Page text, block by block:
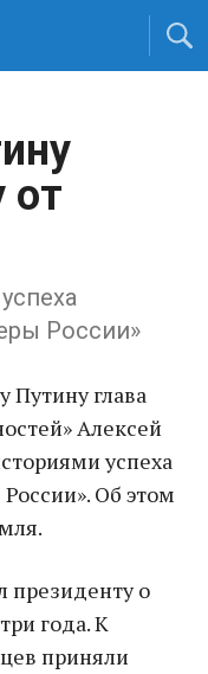
от
России»
Путину глава
Алексей
успеха
Об этом
президенту о
года. К
приняли